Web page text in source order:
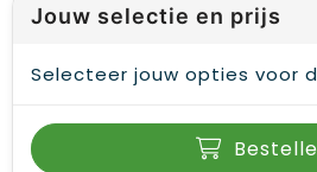
Jouw selectie en prijs
Selecteer jouw opties voor